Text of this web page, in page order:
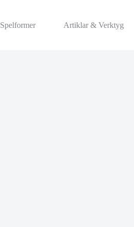
Spelformer Artiklar & Verktyg